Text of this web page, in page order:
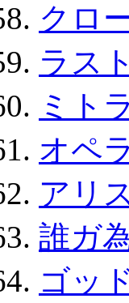
クロ
ラス
ミト
オペ
アリ
誰ガ
ゴッ